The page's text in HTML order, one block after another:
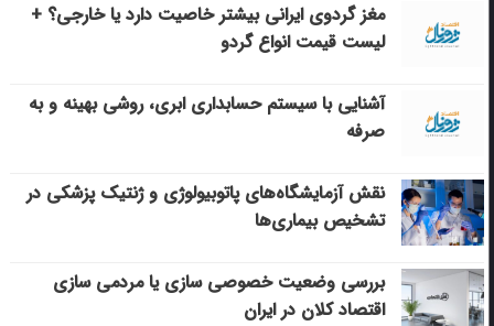
مغز گردوی ایرانی بیشتر خاصیت دارد یا خارجی؟ +
لیست قیمت انواع گردو
آشنایی با سیستم حسابداری ابری، روشی بهینه و به
صرفه
نقش آزمایشگاه‌های پاتوبیولوژی و ژنتیک پزشکی در
تشخیص بیماری‌ها
بررسی وضعیت خصوصی سازی یا مردمی سازی
اقتصاد کلان در ایران